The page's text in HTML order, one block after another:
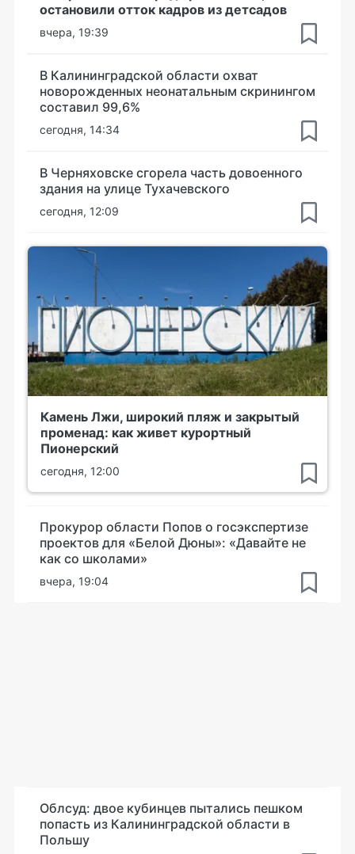
остановили отток кадров из детсадов
вчера, 19:39
В Калининградской области охват
новорожденных неонатальным скринингом
составил 99,6%
сегодня, 14:34
В Черняховске сгорела часть довоенного
здания на улице Тухачевского
сегодня, 12:09
Камень Лжи, широкий пляж и закрытый
променад: как живет курортный
Пионерский
сегодня, 12:00
Прокурор области Попов о госэкспертизе
проектов для «Белой Дюны»: «Давайте не
как со школами»
вчера, 19:04
Облсуд: двое кубинцев пытались пешком
попасть из Калининградской области в
Польшу